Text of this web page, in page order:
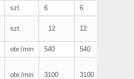
szt. 6 6
szt. 12 12
obr./min 540 540
obr./min 3100 3100